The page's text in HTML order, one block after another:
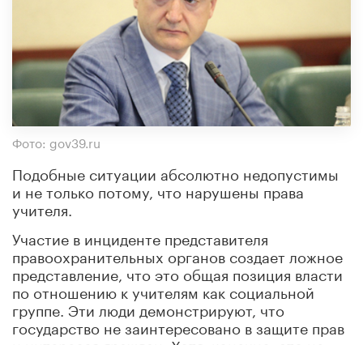
Фото: gov39.ru
Подобные ситуации абсолютно недопустимы
и не только потому, что нарушены права
учителя.
Участие в инциденте представителя
правоохранительных органов создает ложное
представление, что это общая позиция власти
по отношению к учителям как социальной
группе. Эти люди демонстрируют, что
государство не заинтересовано в защите прав